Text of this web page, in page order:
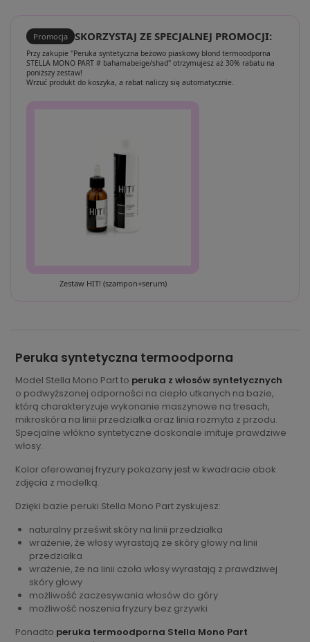
Promocja SKORZYSTAJ ZE SPECJALNEJ PROMOCJI:
Przy zakupie "Peruka syntetyczna beżowo piaskowy blond termoodporna
STELLA MONO PART # bahamabeige/shad" otrzymujesz aż 30% rabatu na
poniższy zestaw!
Wrzuć produkt do koszyka, a rabat naliczy się automatycznie.
Zestaw HIT! (szampon+serum)
Peruka syntetyczna termoodporna
Model Stella Mono Part to peruka z włosów syntetycznych
o podwyższonej odporności na ciepło utkanych na bazie,
którą charakteryzuje wykonanie maszynowe na tresach,
mikroskóra na linii przedziałka oraz linia rozmyta z przodu.
Specjalne włókno syntetyczne doskonale imituje prawdziwe
włosy.
Kolor oferowanej fryzury pokazany jest w kwadracie obok
zdjęcia z modelką.
Dzięki bazie peruki Stella Mono Part zyskujesz:
naturalny prześwit skóry na linii przedziałka
wrażenie, że włosy wyrastają ze skóry głowy na linii
przedziałka
wrażenie, że na linii czoła włosy wyrastają z prawdziwej
skóry głowy
możliwość zaczesywania włosów do góry
możliwość noszenia fryzury bez grzywki
Ponadto peruka termoodporna Stella Mono Part